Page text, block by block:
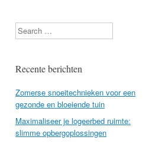
Search
Recente berichten
Zomerse snoeitechnieken voor een
gezonde en bloeiende tuin
Maximaliseer je logeerbed ruimte:
slimme opbergoplossingen